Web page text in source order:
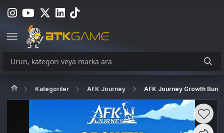
Kategoriler AFK Journey AFK Journey Growth